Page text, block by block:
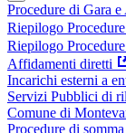
Procedure di Gara
Riepilogo
Riepilogo
Affidamenti diretti
Incarichi esterni a
Servizi Pubblici di
Comune di
Procedure di